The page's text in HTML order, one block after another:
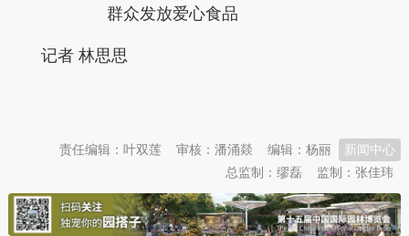
群众发放爱心食品
记者 林思思
新闻中心
编辑：杨丽
审核：潘涌燚
责任编辑：叶双莲
监制：张佳玮
总监制：缪磊